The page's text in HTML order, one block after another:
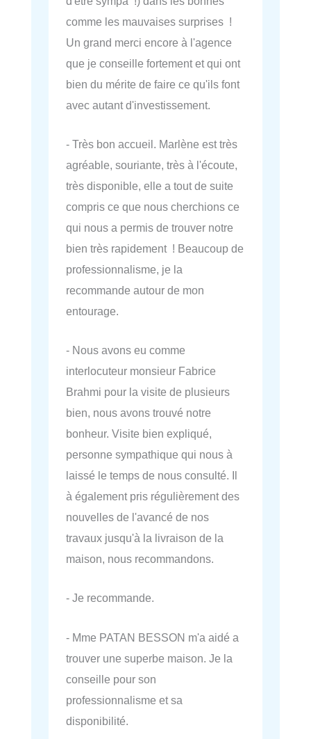
comme les mauvaises surprises !
Un grand merci encore à l'agence
que je conseille fortement et qui ont
bien du mérite de faire ce qu'ils font
avec autant d'investissement.
- Très bon accueil. Marlène est très
agréable, souriante, très à l'écoute,
très disponible, elle a tout de suite
compris ce que nous cherchions ce
qui nous a permis de trouver notre
bien très rapidement ! Beaucoup de
professionnalisme, je la
recommande autour de mon
entourage.
- Nous avons eu comme
interlocuteur monsieur Fabrice
Brahmi pour la visite de plusieurs
bien, nous avons trouvé notre
bonheur. Visite bien expliqué,
personne sympathique qui nous à
laissé le temps de nous consulté. Il
à également pris régulièrement des
nouvelles de l'avancé de nos
travaux jusqu'à la livraison de la
maison, nous recommandons.
- Je recommande.
- Mme PATAN BESSON m'a aidé a
trouver une superbe maison. Je la
conseille pour son
professionnalisme et sa
disponibilité.